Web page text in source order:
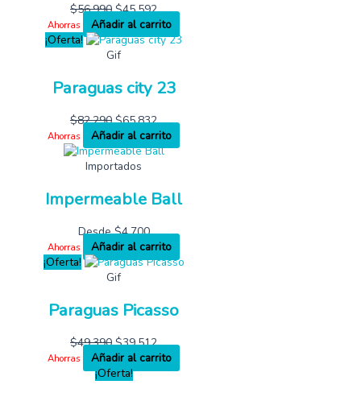
$56,990 $45,592
Ahorras
Añadir al carrito
¡Oferta!
Gif
Paraguas city 23
$82,290 $65,832
Ahorras
Añadir al carrito
Importados
Impermeable Ball
Desde$4,700
Ahorras
Añadir al carrito
¡Oferta!
Gif
Paraguas Picasso
$49,390 $39,512
Ahorras
Añadir al carrito
¡Oferta!